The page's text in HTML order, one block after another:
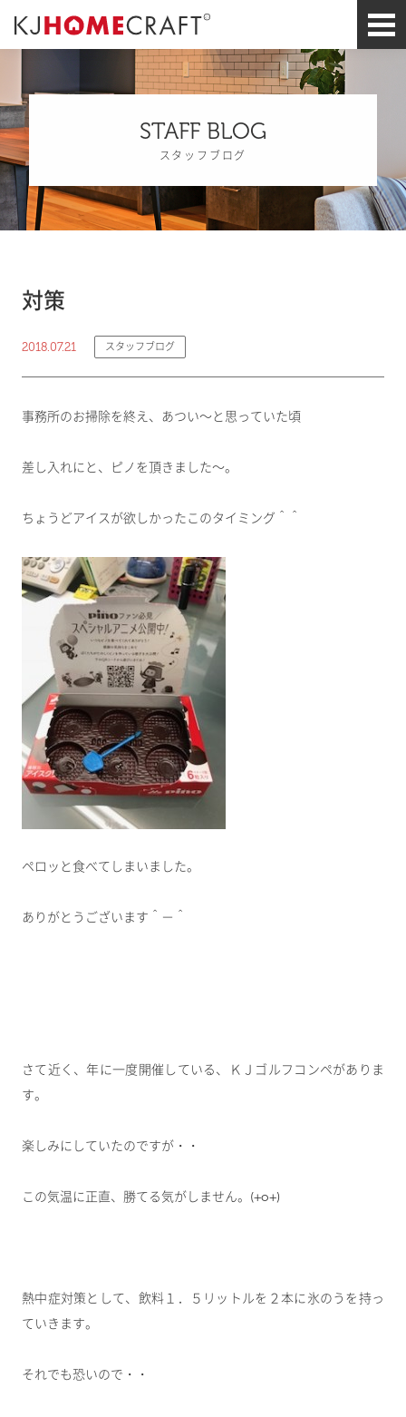
STAFF BLOG
スタッフブログ
対策
2018.07.21 スタッフブログ
事務所のお掃除を終え、あつい～と思っていた頃
差し入れにと、ピノを頂きました～。
ちょうどアイスが欲しかったこのタイミング＾＾
ペロッと食べてしまいました。
ありがとうございます＾－＾
さて近く、年に一度開催している、ＫＪゴルフコンペがありま
す。
楽しみにしていたのですが・・
この気温に正直、勝てる気がしません。(+o+)
熱中症対策として、飲料１．５リットルを２本に氷のうを持っ
ていきます。
それでも恐いので・・